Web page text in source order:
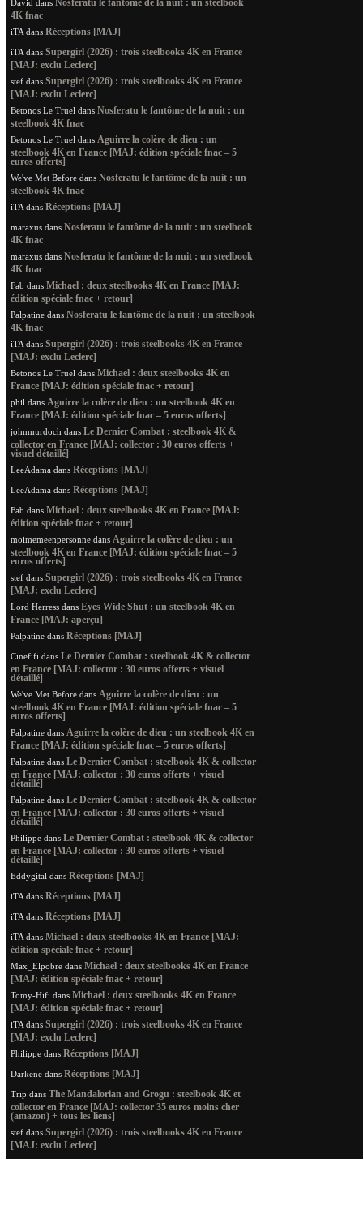
David dans
4K fnac
iTA dans Réceptions [MAJ]
iTA dans Supergirl (2026) : trois steelbooks 4K en France
[MAJ: exclu Leclerc]
stef dans Supergirl (2026) : trois steelbooks 4K en France
[MAJ: exclu Leclerc]
Betonos Le Truel dans Nosferatu le fantôme de la nuit : un
steelbook 4K fnac
Betonos Le Truel dans Aguirre la colère de dieu : un
steelbook 4K en France [MAJ: édition spéciale fnac – 5
euros offerts]
We've Met Before dans Nosferatu le fantôme de la nuit : un
steelbook 4K fnac
iTA dans Réceptions [MAJ]
maraxus dans Nosferatu le fantôme de la nuit : un steelbook
4K fnac
maraxus dans Nosferatu le fantôme de la nuit : un steelbook
4K fnac
Fab dans Michael : deux steelbooks 4K en France [MAJ:
édition spéciale fnac + retour]
Palpatine dans Nosferatu le fantôme de la nuit : un steelbook
4K fnac
iTA dans Supergirl (2026) : trois steelbooks 4K en France
[MAJ: exclu Leclerc]
Betonos Le Truel dans Michael : deux steelbooks 4K en
France [MAJ: édition spéciale fnac + retour]
phil dans Aguirre la colère de dieu : un steelbook 4K en
France [MAJ: édition spéciale fnac – 5 euros offerts]
johnmurdoch dans Le Dernier Combat : steelbook 4K &
collector en France [MAJ: collector : 30 euros offerts +
visuel détaillé]
LeeAdama dans Réceptions [MAJ]
LeeAdama dans Réceptions [MAJ]
Fab dans Michael : deux steelbooks 4K en France [MAJ:
édition spéciale fnac + retour]
moimemeenpersonne dans Aguirre la colère de dieu : un
steelbook 4K en France [MAJ: édition spéciale fnac – 5
euros offerts]
stef dans Supergirl (2026) : trois steelbooks 4K en France
[MAJ: exclu Leclerc]
Lord Herress dans Eyes Wide Shut : un steelbook 4K en
France [MAJ: aperçu]
Palpatine dans Réceptions [MAJ]
Cinefifi dans Le Dernier Combat : steelbook 4K & collector
en France [MAJ: collector : 30 euros offerts + visuel
détaillé]
We've Met Before dans Aguirre la colère de dieu : un
steelbook 4K en France [MAJ: édition spéciale fnac – 5
euros offerts]
Palpatine dans Aguirre la colère de dieu : un steelbook 4K en
France [MAJ: édition spéciale fnac – 5 euros offerts]
Palpatine dans Le Dernier Combat : steelbook 4K & collector
en France [MAJ: collector : 30 euros offerts + visuel
détaillé]
Palpatine dans Le Dernier Combat : steelbook 4K & collector
en France [MAJ: collector : 30 euros offerts + visuel
détaillé]
Philippe dans Le Dernier Combat : steelbook 4K & collector
en France [MAJ: collector : 30 euros offerts + visuel
détaillé]
Eddygital dans Réceptions [MAJ]
iTA dans Réceptions [MAJ]
iTA dans Réceptions [MAJ]
iTA dans Michael : deux steelbooks 4K en France [MAJ:
édition spéciale fnac + retour]
Max_Elpobre dans Michael : deux steelbooks 4K en France
[MAJ: édition spéciale fnac + retour]
Tomy-Hifi dans Michael : deux steelbooks 4K en France
[MAJ: édition spéciale fnac + retour]
iTA dans Supergirl (2026) : trois steelbooks 4K en France
[MAJ: exclu Leclerc]
Philippe dans Réceptions [MAJ]
Darkene dans Réceptions [MAJ]
Trip dans The Mandalorian and Grogu : steelbook 4K et
collector en France [MAJ: collector 35 euros moins cher
(amazon) + tous les liens]
stef dans Supergirl (2026) : trois steelbooks 4K en France
[MAJ: exclu Leclerc]